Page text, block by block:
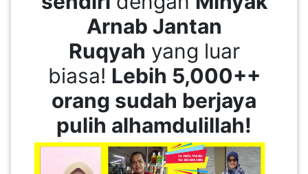
Arnab Jantan
Ruqyah yang luar
biasa! Lebih 5,000++
orang sudah berjaya
pulih alhamdulillah!